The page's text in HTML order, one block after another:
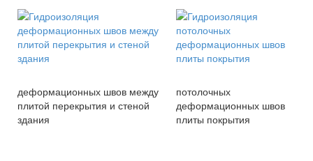
деформационных швов между
плитой перекрытия и стеной
здания
потолочных
деформационных швов
плиты покрытия